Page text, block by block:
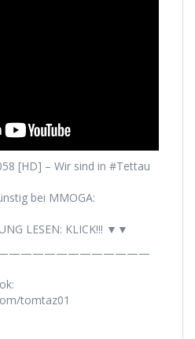
[HD] – Wir sind in #Tettau
bei MMOGA:
LESEN: KLICK!!! ▼▼
tomtaz01